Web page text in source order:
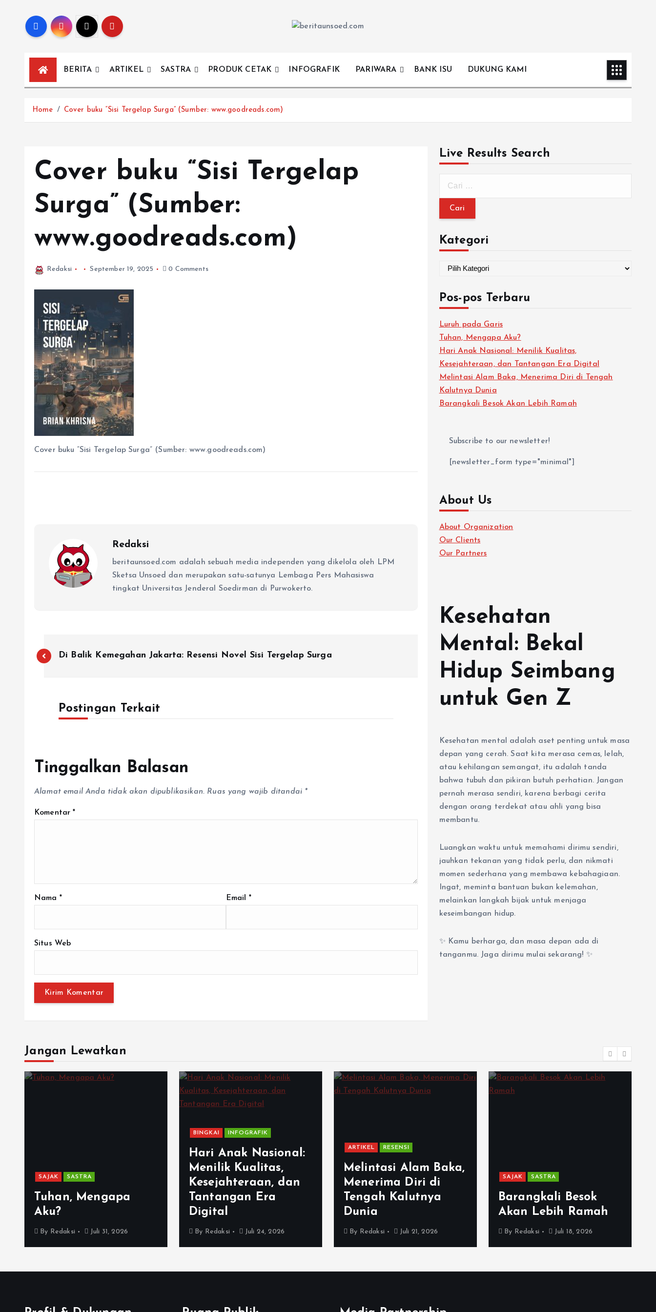
BERITA ARTIKEL SASTRA PRODUK CETAK INFOGRAFIK PARIWARA BANK ISU DUKUNG KAMI
Home Cover buku “Sisi Tergelap Surga” (Sumber: www.goodreads.com)
Cover buku “Sisi Tergelap
Surga” (Sumber:
www.goodreads.com)
Redaksi September 19, 2025 0 Comments
Cover buku “Sisi Tergelap Surga” (Sumber: www.goodreads.com)
Redaksi
beritaunsoed.com adalah sebuah media independen yang dikelola oleh LPM
Sketsa Unsoed dan merupakan satu-satunya Lembaga Pers Mahasiswa
tingkat Universitas Jenderal Soedirman di Purwokerto.
Di Balik Kemegahan Jakarta: Resensi Novel Sisi Tergelap Surga
Postingan Terkait
Tinggalkan Balasan
Alamat email Anda tidak akan dipublikasikan. Ruas yang wajib ditandai *
Komentar*
Nama * Email *
Situs Web
Live Results Search
Kategori
Pos-pos Terbaru
Luruh pada Garis
Tuhan, Mengapa Aku?
Hari Anak Nasional: Menilik Kualitas,
Kesejahteraan, dan Tantangan Era Digital
Melintasi Alam Baka, Menerima Diri di Tengah
Kalutnya Dunia
Barangkali Besok Akan Lebih Ramah
Subscribe to our newsletter!
[newsletter_form type="minimal"]
About Us
About Organization
Our Clients
Our Partners
Kesehatan
Mental: Bekal
Hidup Seimbang
untuk Gen Z
Kesehatan mental adalah aset penting untuk masa
depan yang cerah. Saat kita merasa cemas, lelah,
atau kehilangan semangat, itu adalah tanda
bahwa tubuh dan pikiran butuh perhatian. Jangan
pernah merasa sendiri, karena berbagi cerita
dengan orang terdekat atau ahli yang bisa
membantu.
Luangkan waktu untuk memahami dirimu sendiri,
jauhkan tekanan yang tidak perlu, dan nikmati
momen sederhana yang membawa kebahagiaan.
Ingat, meminta bantuan bukan kelemahan,
melainkan langkah bijak untuk menjaga
keseimbangan hidup.
✨ Kamu berharga, dan masa depan ada di
tanganmu. Jaga dirimu mulai sekarang! ✨
Jangan Lewatkan
SAJAK SASTRA
Tuhan, Mengapa
Aku?
By Redaksi Juli 31, 2026
BINGKAI INFOGRAFIK
Hari Anak Nasional:
Menilik Kualitas,
Kesejahteraan, dan
Tantangan Era
Digital
By Redaksi Juli 24, 2026
ARTIKEL RESENSI
Melintasi Alam Baka,
Menerima Diri di
Tengah Kalutnya
Dunia
By Redaksi Juli 21, 2026
SAJAK SASTRA
Barangkali Besok
Akan Lebih Ramah
By Redaksi Juli 18, 2026